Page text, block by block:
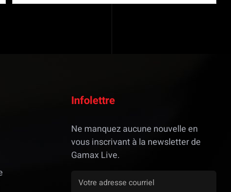
Infolettre
Ne manquez aucune nouvelle en
vous inscrivant à la newsletter de
Gamax Live.